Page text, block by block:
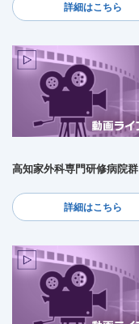
詳細はこちら
高知家外科専門研修病院群
詳細はこちら